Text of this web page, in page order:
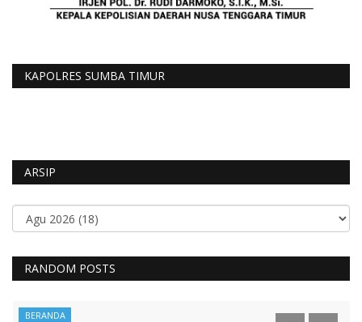
KAPOLRES SUMBA TIMUR
ARSIP
RANDOM POSTS
BERANDA